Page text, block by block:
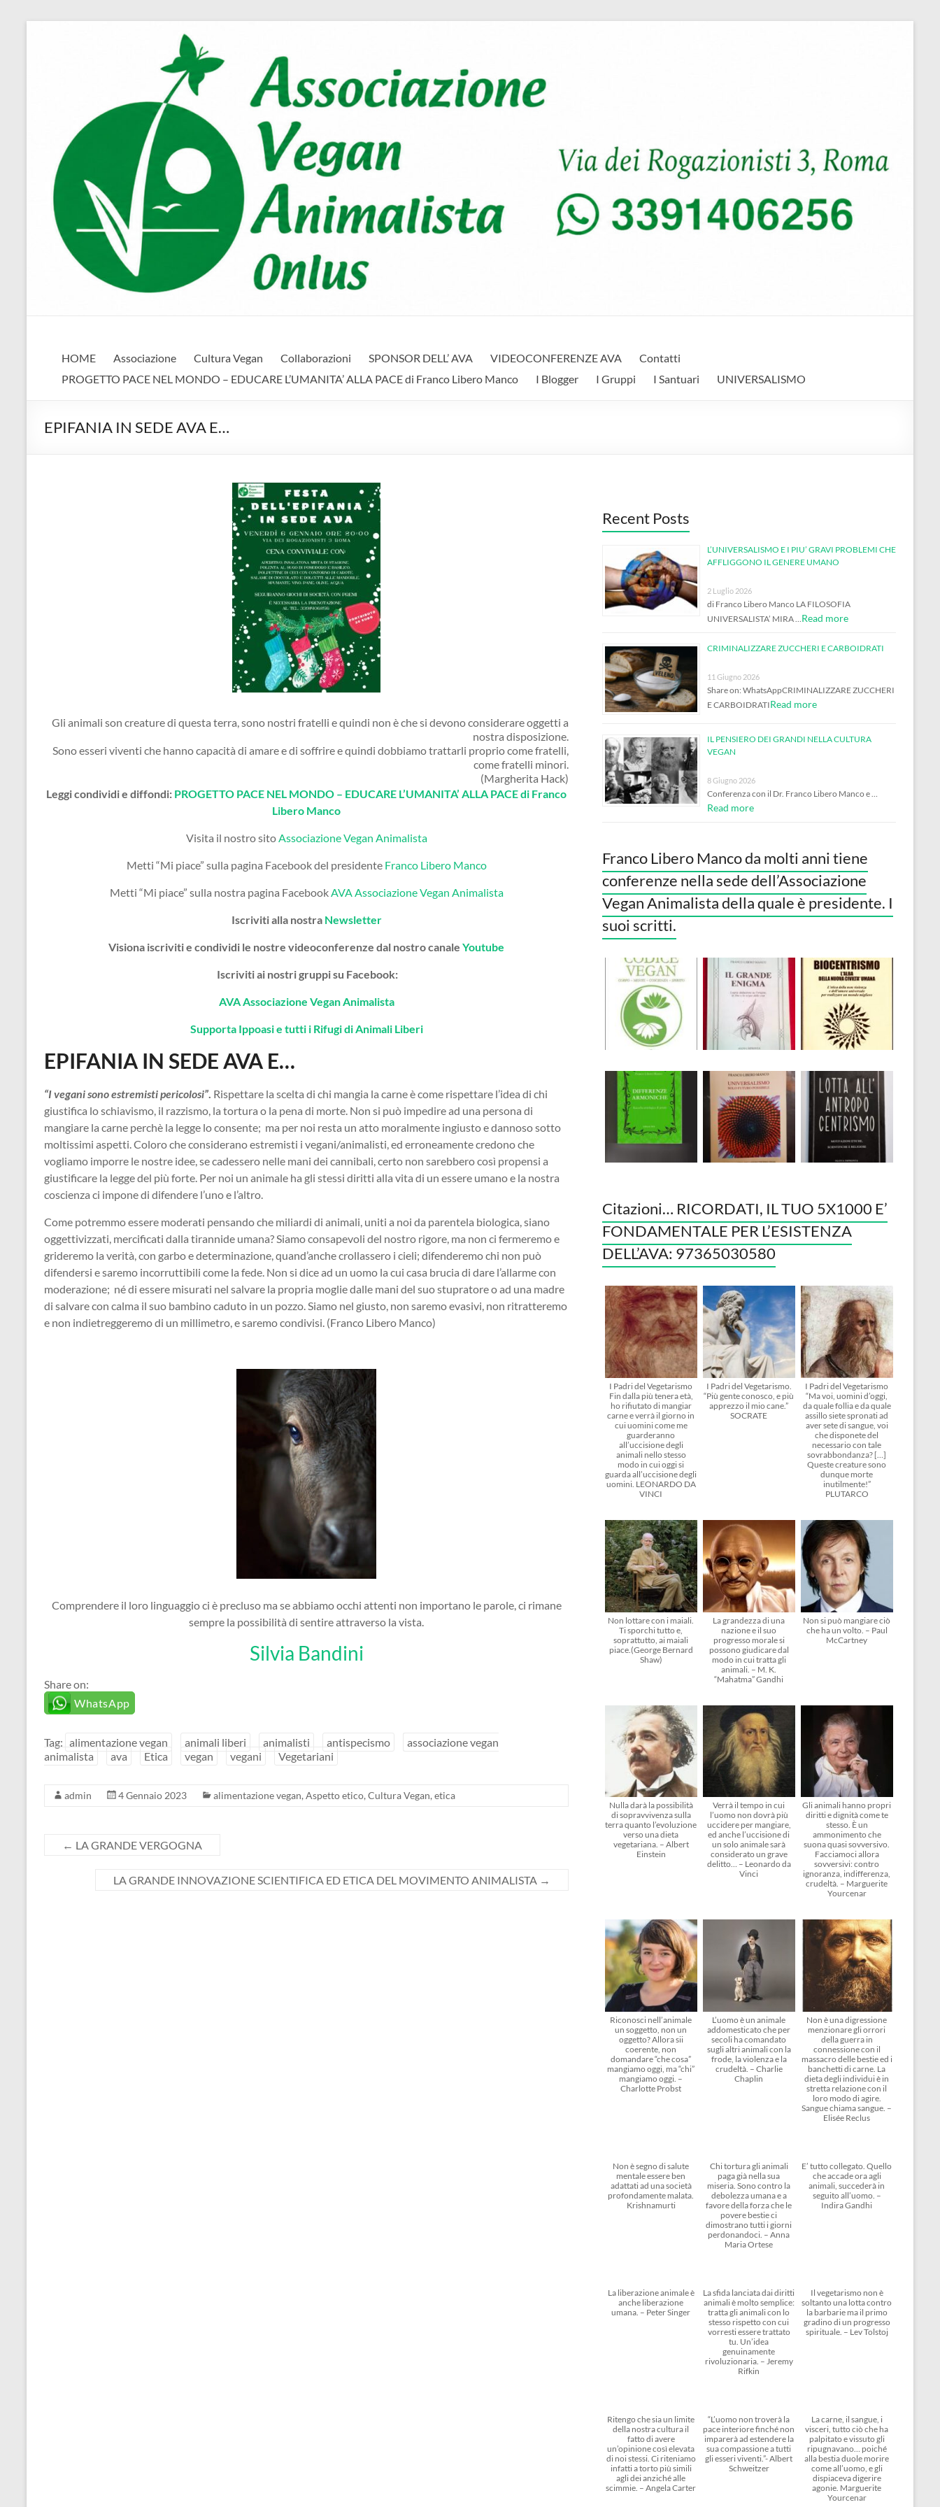
AVA
HOME
Associazione Cultura Vegan Collaborazioni SPONSOR DELL’ AVA VIDEOCONFERENZE AVA
Contatti
PROGETTO PACE NEL MONDO – EDUCARE L’UMANITA’ ALLA PACE di Franco Libero Manco
I Blogger I Gruppi I Santuari UNIVERSALISMO
EPIFANIA IN SEDE AVA E…
Gli animali son creature di questa terra, sono nostri fratelli e quindi non è che si devono considerare oggetti a
nostra disposizione.
Sono esseri viventi che hanno capacità di amare e di soffrire e quindi dobbiamo trattarli proprio come fratelli,
come fratelli minori.
(Margherita Hack)
Leggi condividi e diffondi: PROGETTO PACE NEL MONDO – EDUCARE L’UMANITA’ ALLA PACE di Franco
Libero Manco
Visita il nostro sitoAssociazione Vegan Animalista
Metti “Mi piace” sulla pagina Facebook del presidente Franco Libero Manco
Metti “Mi piace” sulla nostra pagina FacebookAVA Associazione Vegan Animalista
Iscriviti alla nostraNewsletter
Visiona iscriviti e condividi le nostre videoconferenze dal nostro canale Youtube
Iscriviti ai nostri gruppi su Facebook:
AVA Associazione Vegan Animalista
Supporta Ippoasi e tutti i Rifugi di Animali Liberi
EPIFANIA IN SEDE AVA E…
“I vegani sono estremisti pericolosi”. Rispettare la scelta di chi mangia la carne è come rispettare l’idea di chi
giustifica lo schiavismo, il razzismo, la tortura o la pena di morte. Non si può impedire ad una persona di
mangiare la carne perchè la legge lo consente; ma per noi resta un atto moralmente ingiusto e dannoso sotto
moltissimi aspetti. Coloro che considerano estremisti i vegani/animalisti, ed erroneamente credono che
vogliamo imporre le nostre idee, se cadessero nelle mani dei cannibali, certo non sarebbero così propensi a
giustificare la legge del più forte. Per noi un animale ha gli stessi diritti alla vita di un essere umano e la nostra
coscienza ci impone di difendere l’uno e l’altro.
Come potremmo essere moderati pensando che miliardi di animali, uniti a noi da parentela biologica, siano
oggettivizzati, mercificati dalla tirannide umana? Siamo consapevoli del nostro rigore, ma non ci fermeremo e
grideremo la verità, con garbo e determinazione, quand’anche crollassero i cieli; difenderemo chi non può
difendersi e saremo incorruttibili come la fede. Non si dice ad un uomo la cui casa brucia di dare l’allarme con
moderazione; né di essere misurati nel salvare la propria moglie dalle mani del suo stupratore o ad una madre
di salvare con calma il suo bambino caduto in un pozzo. Siamo nel giusto, non saremo evasivi, non ritratteremo
e non indietreggeremo di un millimetro, e saremo condivisi. (Franco Libero Manco)
Comprendere il loro linguaggio ci è precluso ma se abbiamo occhi attenti non importano le parole, ci rimane
sempre la possibilità di sentire attraverso la vista.
Silvia Bandini
Share on:
WhatsApp
Tag: alimentazione vegan animali liberi animalisti antispecismo
associazione vegan
animalista
ava Etica vegan vegani Vegetariani
admin 4 Gennaio 2023 alimentazione vegan, Aspetto etico, Cultura Vegan, etica
← LA GRANDE VERGOGNA
LA GRANDE INNOVAZIONE SCIENTIFICA ED ETICA DEL MOVIMENTO ANIMALISTA →
Recent Posts
L’UNIVERSALISMO E I PIU’ GRAVI PROBLEMI CHE
AFFLIGGONO IL GENERE UMANO
2 Luglio 2026
di Franco Libero Manco LA FILOSOFIA
UNIVERSALISTA’ MIRA … Read more
CRIMINALIZZARE ZUCCHERI E CARBOIDRATI
11 Giugno 2026
Share on: WhatsAppCRIMINALIZZARE ZUCCHERI
E CARBOIDRATIRead more
IL PENSIERO DEI GRANDI NELLA CULTURA
VEGAN
8 Giugno 2026
Conferenza con il Dr. Franco Libero Manco e …
Read more
Franco Libero Manco da molti anni tiene
conferenze nella sede dell’Associazione
Vegan Animalista della quale è presidente. I
suoi scritti.
Citazioni… RICORDATI, IL TUO 5X1000 E’
FONDAMENTALE PER L’ESISTENZA
DELL’AVA: 97365030580
I Padri del Vegetarismo
Fin dalla più tenera età,
ho rifiutato di mangiar
carne e verrà il giorno in
cui uomini come me
guarderanno
all’uccisione degli
animali nello stesso
modo in cui oggi si
guarda all’uccisione degli
uomini. LEONARDO DA
VINCI
I Padri del Vegetarismo.
“Più gente conosco, e più
apprezzo il mio cane.”
SOCRATE
I Padri del Vegetarismo
“Ma voi, uomini d’oggi,
da quale follia e da quale
assillo siete spronati ad
aver sete di sangue, voi
che disponete del
necessario con tale
sovrabbondanza? […]
Queste creature sono
dunque morte
inutilmente!”
PLUTARCO
Non lottare con i maiali.
Ti sporchi tutto e,
soprattutto, ai maiali
piace.(George Bernard
Shaw)
La grandezza di una
nazione e il suo
progresso morale si
possono giudicare dal
modo in cui tratta gli
animali. – M. K.
“Mahatma” Gandhi
Non si può mangiare ciò
che ha un volto. – Paul
McCartney
Nulla darà la possibilità
di sopravvivenza sulla
terra quanto l’evoluzione
verso una dieta
vegetariana. – Albert
Einstein
Verrà il tempo in cui
l’uomo non dovrà più
uccidere per mangiare,
ed anche l’uccisione di
un solo animale sarà
considerato un grave
delitto… – Leonardo da
Vinci
Gli animali hanno propri
diritti e dignità come te
stesso. È un
ammonimento che
suona quasi sovversivo.
Facciamoci allora
sovversivi: contro
ignoranza, indifferenza,
crudeltà. – Marguerite
Yourcenar
Riconosci nell’animale
un soggetto, non un
oggetto? Allora sii
coerente, non
domandare “che cosa”
mangiamo oggi, ma “chi”
mangiamo oggi. –
Charlotte Probst
L’uomo è un animale
addomesticato che per
secoli ha comandato
sugli altri animali con la
frode, la violenza e la
crudeltà. – Charlie
Chaplin
Non è una digressione
menzionare gli orrori
della guerra in
connessione con il
massacro delle bestie ed i
banchetti di carne. La
dieta degli individui è in
stretta relazione con il
loro modo di agire.
Sangue chiama sangue. –
Elisée Reclus
Non è segno di salute
mentale essere ben
adattati ad una società
profondamente malata.
Krishnamurti
Chi tortura gli animali
paga già nella sua
miseria. Sono contro la
debolezza umana e a
favore della forza che le
povere bestie ci
dimostrano tutti i giorni
perdonandoci. – Anna
Maria Ortese
E’ tutto collegato. Quello
che accade ora agli
animali, succederà in
seguito all’uomo. –
Indira Gandhi
La liberazione animale è
anche liberazione
umana. – Peter Singer
La sfida lanciata dai diritti
animali è molto semplice:
tratta gli animali con lo
stesso rispetto con cui
vorresti essere trattato
tu. Un’idea
genuinamente
rivoluzionaria. – Jeremy
Rifkin
Il vegetarismo non è
soltanto una lotta contro
la barbarie ma il primo
gradino di un progresso
spirituale. – Lev Tolstoj
Ritengo che sia un limite
della nostra cultura il
fatto di avere
un’opinione così elevata
di noi stessi. Ci riteniamo
infatti a torto più simili
agli dei anziché alle
scimmie. – Angela Carter
“L’uomo non troverà la
pace interiore finché non
imparerà ad estendere la
sua compassione a tutti
gli esseri viventi.”- Albert
Schweitzer
La carne, il sangue, i
visceri, tutto ciò che ha
palpitato e vissuto gli
ripugnavano… poiché
alla bestia duole morire
come all’uomo, e gli
dispiaceva digerire
agonie. Marguerite
Yourcenar